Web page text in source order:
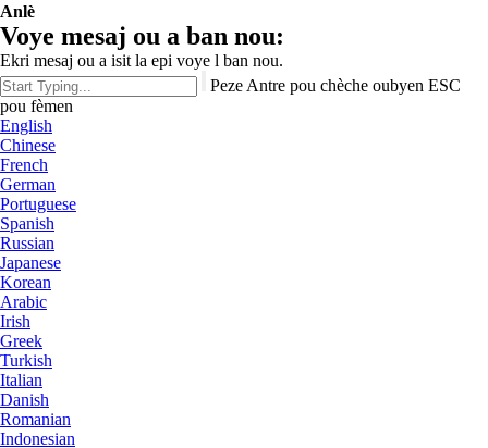
Anlè
Voye mesaj ou a ban nou:
Ekri mesaj ou a isit la epi voye l ban nou.
Peze Antre pou chèche oubyen ESC
pou fèmen
English
Chinese
French
German
Portuguese
Spanish
Russian
Japanese
Korean
Arabic
Irish
Greek
Turkish
Italian
Danish
Romanian
Indonesian